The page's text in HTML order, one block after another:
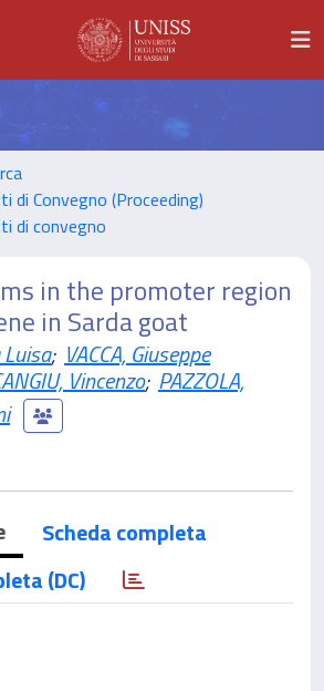
di Convegno (Proceeding)
di convegno
in the promoter region
in Sarda goat
Luisa; VACCA, Giuseppe
Vincenzo; PAZZOLA,
Scheda completa
(DC)